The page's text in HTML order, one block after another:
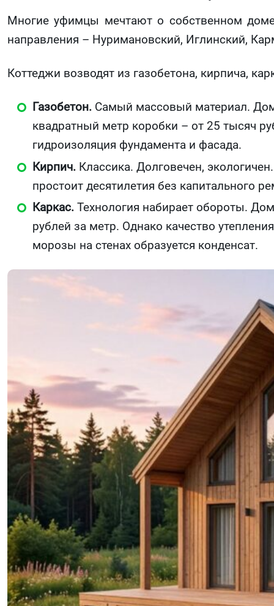
Многие уфимцы мечтают о собственном
направления – Нуримановский, Иглинский,
Коттеджи возводят из газобетона, кирпича,
Газобетон. Самый массовый материал.
квадратный метр коробки – от 25 тысяч
гидроизоляция фундамента и фасада.
Кирпич. Классика. Долговечен,
простоит десятилетия без капитального
Каркас. Технология набирает обороты.
рублей за метр. Однако качество
морозы на стенах образуется конденсат.